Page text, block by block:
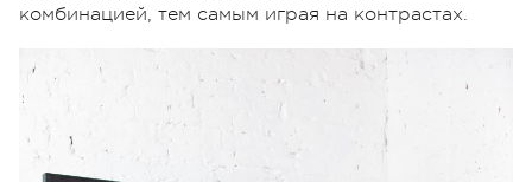
комбинацией, тем самым играя на контрастах.